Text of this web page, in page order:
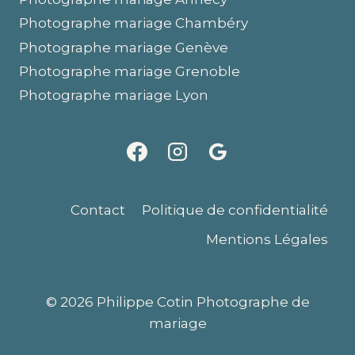
Photographe mariage Chambéry
Photographe mariage Genève
Photographe mariage Grenoble
Photographe mariage Lyon
Contact
Politique de confidentialité
Mentions Légales
© 2026 Philippe Cotin Photographe de
mariage